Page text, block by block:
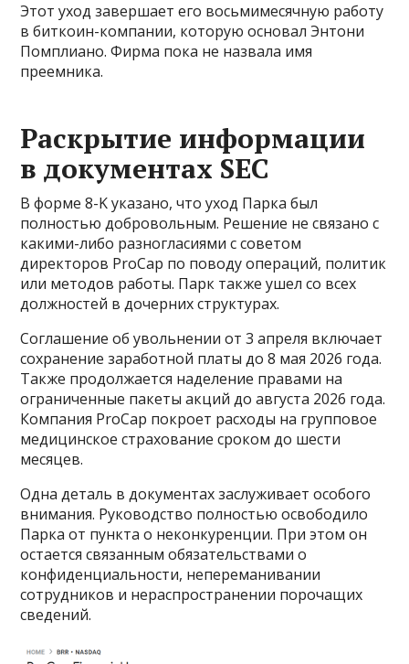
Этот уход завершает его восьмимесячную работу
в биткоин-компании, которую основал Энтони
Помплиано. Фирма пока не назвала имя
преемника.
Раскрытие информации
в документах SEC
В форме 8-K указано, что уход Парка был
полностью добровольным. Решение не связано с
какими-либо разногласиями с советом
директоров ProCap по поводу операций, политик
или методов работы. Парк также ушел со всех
должностей в дочерних структурах.
Соглашение об увольнении от 3 апреля включает
сохранение заработной платы до 8 мая 2026 года.
Также продолжается наделение правами на
ограниченные пакеты акций до августа 2026 года.
Компания ProCap покроет расходы на групповое
медицинское страхование сроком до шести
месяцев.
Одна деталь в документах заслуживает особого
внимания. Руководство полностью освободило
Парка от пункта о неконкуренции. При этом он
остается связанным обязательствами о
конфиденциальности, непереманивании
сотрудников и нераспространении порочащих
сведений.